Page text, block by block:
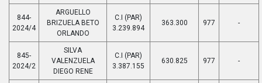
844-
2024/4
ARGUELLO
BRIZUELA BETO
ORLANDO
C.I (PAR)
3.239.894
363.300 977 -
845-
2024/2
SILVA
VALENZUELA
DIEGO RENE
C.I (PAR)
3.387.155
630.825 977 -